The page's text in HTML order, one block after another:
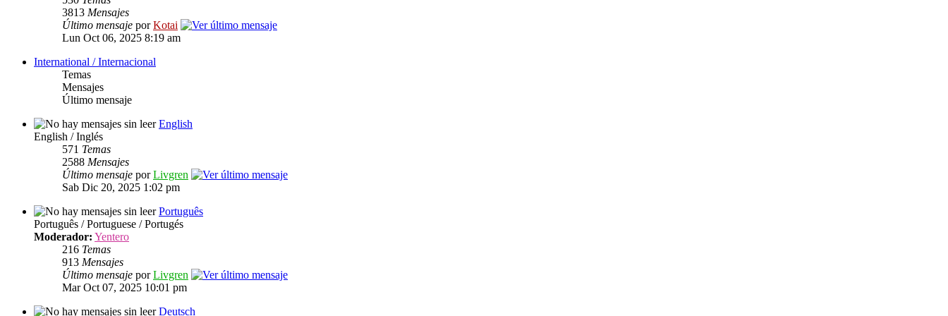
3813 Mensajes
Último mensaje porKotai
Lun Oct 06, 2025 8:19 am
International / Internacional
Temas
Mensajes
Último mensaje
English
English / Inglés
571 Temas
2588 Mensajes
Último mensaje porLivgren
Sab Dic 20, 2025 1:02 pm
Português
Português / Portuguese / Portugés
Moderador: Yentero
216 Temas
913 Mensajes
Último mensaje porLivgren
Mar Oct 07, 2025 10:01 pm
Deutsch